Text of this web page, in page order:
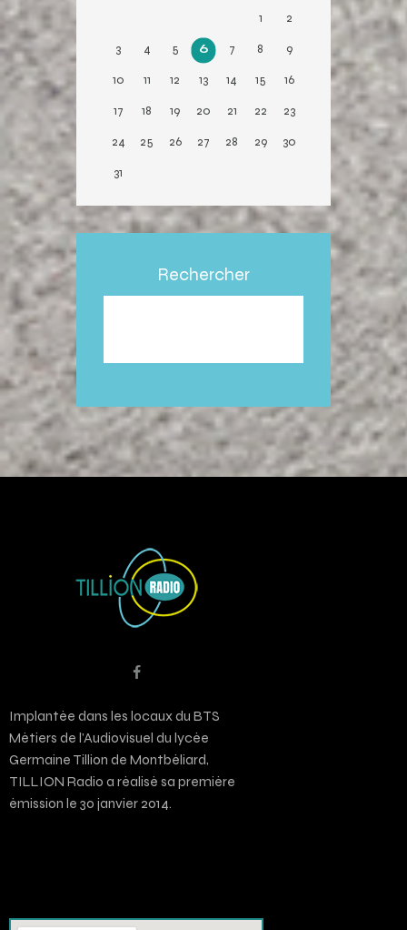
1
2
3
4 5 6 7 8
9
10
11 12 13 14 15
16
17
18 19 20 21 22
23
24
25 26 27 28 29
30
31
Rechercher
Implantée dans les locaux du BTS
Métiers de l’Audiovisuel du lycée
Germaine Tillion de Montbéliard,
TILLION Radio a réalisé sa première
émission le 30 janvier 2014.